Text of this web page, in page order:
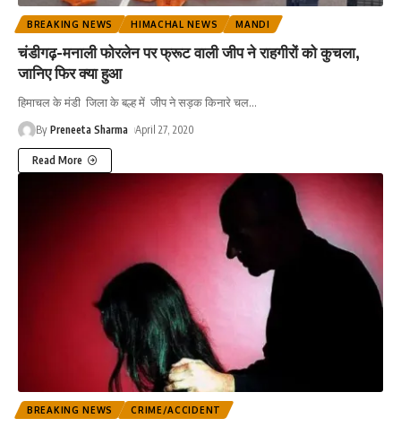
BREAKING NEWS HIMACHAL NEWS MANDI
चंडीगढ़-मनाली फोरलेन पर फ्रूट वाली जीप ने राहगीरों को कुचला,
जानिए फिर क्या हुआ
हिमाचल के मंडी जिला के बल्ह में जीप ने सड़क किनारे चल…
By Preneeta Sharma April 27, 2020
Read More
BREAKING NEWS CRIME/ACCIDENT